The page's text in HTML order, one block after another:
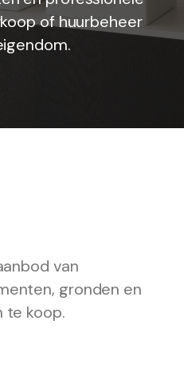
of huurbeheer
van
gronden en
te koop.